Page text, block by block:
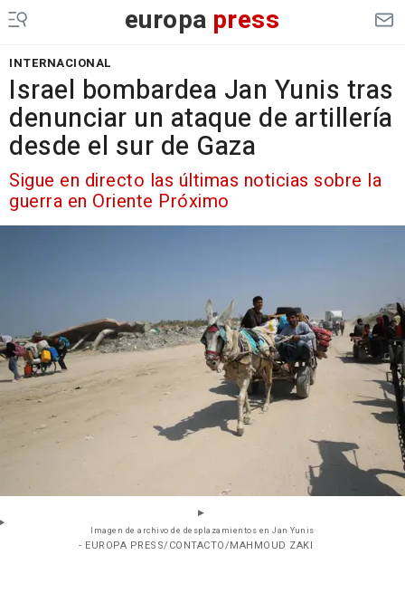
europa press
INTERNACIONAL
Israel bombardea Jan Yunis tras
denunciar un ataque de artillería
desde el sur de Gaza
Sigue en directo las últimas noticias sobre la
guerra en Oriente Próximo
Imagen de archivo de desplazamientos en Jan Yunis
- EUROPA PRESS/CONTACTO/MAHMOUD ZAKI